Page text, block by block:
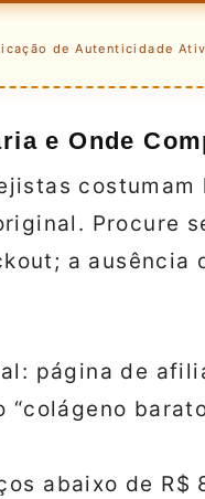
de Autenticidade
e Onde
costumam
Procure
a ausência
página de
abaixo de